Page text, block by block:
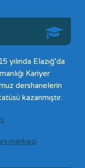
Elazığ’da
Kariyer
dershanelerin
kazanmıştır.